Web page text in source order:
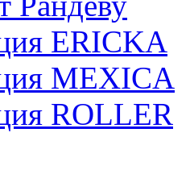
ERICKA
MEXICA
ROLLER